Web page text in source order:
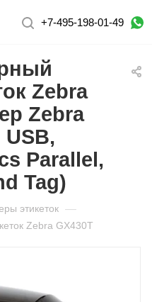
+7-495-198-01-49
Zebra
Zebra
USB,
Parallel,
Tag)
этикеток —
Zebra GX430T